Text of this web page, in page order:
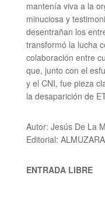
mantenía viva a la
minuciosa y
desentrañan los
transformó la lucha
colaboración entre
que, junto con el
y el CNI, fue pieza
la desaparición de
Autor: Jesús De La
Editorial: ALMUZARA
ENTRADA LIBRE